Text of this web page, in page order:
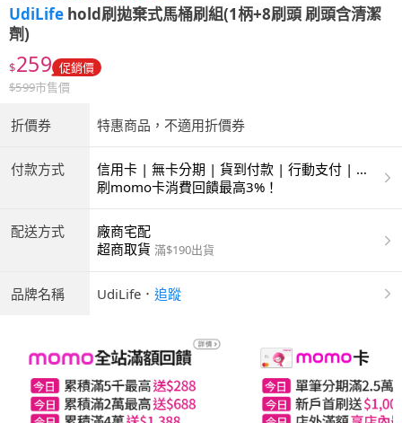
UdiLife hold刷拋棄式馬桶刷組(1柄+8刷頭 刷頭含清潔
劑)
$259 促銷價
$599市售價
折價券 特惠商品，不適用折價券
付款方式
信用卡 | 無卡分期 | 貨到付款 | 行動支付 | 超
商付款 | ATM | 銀聯卡
刷momo卡消費回饋最高3%！
配送方式
廠商宅配
超商取貨 滿$190出貨
品牌名稱 UdiLife ． 追蹤